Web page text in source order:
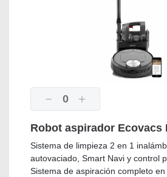
0
Robot aspirador Ecovacs
Sistema de limpieza 2 en 1
autovaciado, Smart Navi y control
Sistema de aspiración completo en